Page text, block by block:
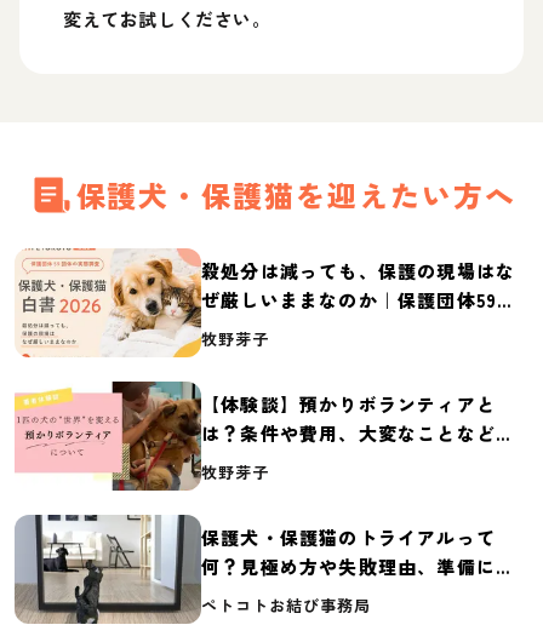
変えてお試しください。
保護犬・保護猫を迎えたい方へ
殺処分は減っても、保護の現場はな
ぜ厳しいままなのか｜保護団体59団
体の実態調査【保護犬・保護猫白書
牧野芽子
【体験談】預かりボランティアと
は？条件や費用、大変なことなど紹
介
牧野芽子
保護犬・保護猫のトライアルって
何？見極め方や失敗理由、準備に必
要なものを紹介
ペトコトお結び事務局